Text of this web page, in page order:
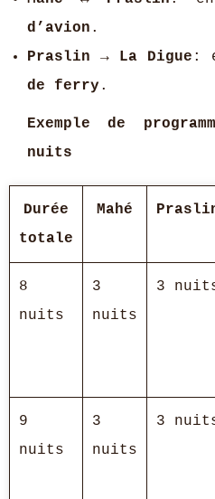
d’avion .
Praslin → La Digue :
de ferry .
Exemple de
nuits
Durée
totale
Mahé
8
nuits
3
nuits
3
9
nuits
3
nuits
3